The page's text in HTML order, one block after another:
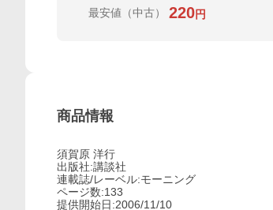
最安値 （中古） 220円
商品情報
須賀原 洋行
出版社:講談社
連載誌/レーベル:モーニング
ページ数:133
提供開始日:2006/11/10